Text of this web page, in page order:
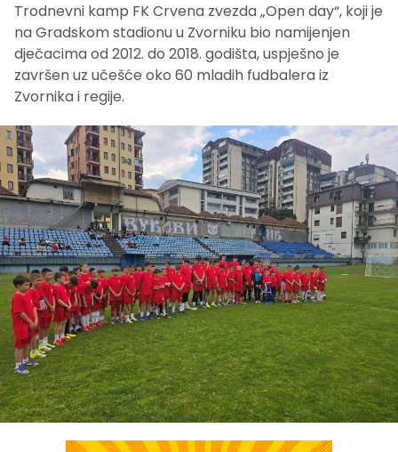
Trodnevni kamp FK Crvena zvezda „Open day“, koji je
na Gradskom stadionu u Zvorniku bio namijenjen
dječacima od 2012. do 2018. godišta, uspješno je
završen uz učešće oko 60 mladih fudbalera iz
Zvornika i regije.